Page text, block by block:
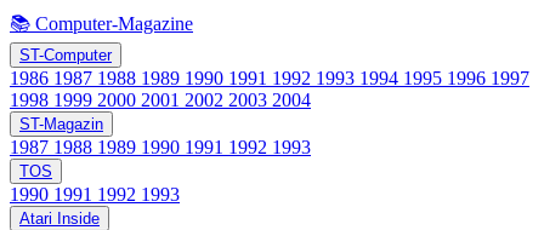
📚 Computer-Magazine
ST-Computer
1986 1987 1988 1989 1990 1991 1992 1993 1994 1995 1996 1997
1998 1999 2000 2001 2002 2003 2004
ST-Magazin
1987 1988 1989 1990 1991 1992 1993
TOS
1990 1991 1992 1993
Atari Inside